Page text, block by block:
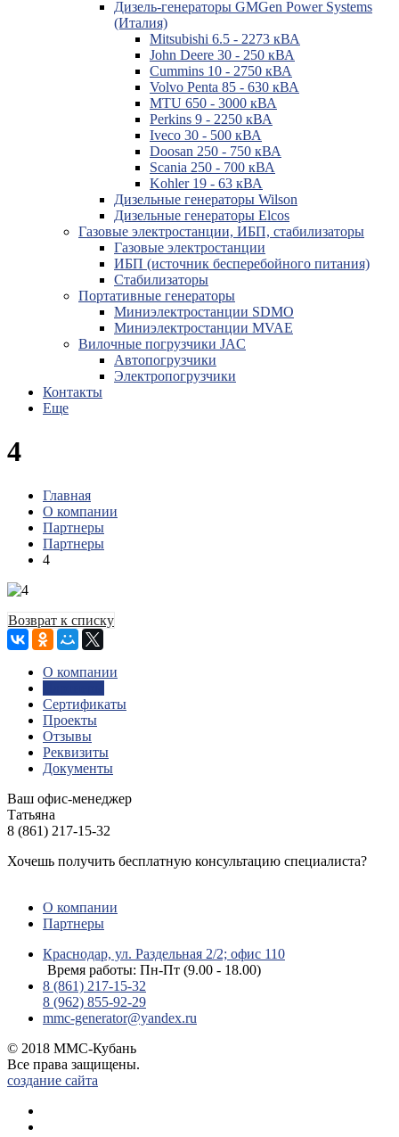
Дизель-генераторы GMGen Power Systems
(Италия)
Mitsubishi 6.5 - 2273 кВА
John Deere 30 - 250 кВА
Cummins 10 - 2750 кВА
Volvo Penta 85 - 630 кВА
MTU 650 - 3000 кВА
Perkins 9 - 2250 кВА
Iveco 30 - 500 кВА
Doosan 250 - 750 кВА
Scania 250 - 700 кВА
Kohler 19 - 63 кВА
Дизельные генераторы Wilson
Дизельные генераторы Elcos
Газовые электростанции, ИБП, стабилизаторы
Газовые электростанции
ИБП (источник бесперебойного питания)
Стабилизаторы
Портативные генераторы
Миниэлектростанции SDMO
Миниэлектростанции MVAE
Вилочные погрузчики JAC
Авто­погрузчики
Электро­погрузчики
Контакты
Еще
4
Главная
О компании
Партнеры
Партнеры
4
Возврат к списку
О компании
Сертификаты
Проекты
Отзывы
Реквизиты
Документы
Ваш офис-менеджер
Татьяна
8 (861) 217-15-32
Хочешь получить бесплатную консультацию специалиста?
О компании
Партнеры
Краснодар, ул. Раздельная 2/2; офис 110
Время работы: Пн-Пт (9.00 - 18.00)
8 (861) 217-15-32
8 (962) 855-92-29
mmc-generator@yandex.ru
© 2018 ММС-Кубань
Все права защищены.
создание сайта